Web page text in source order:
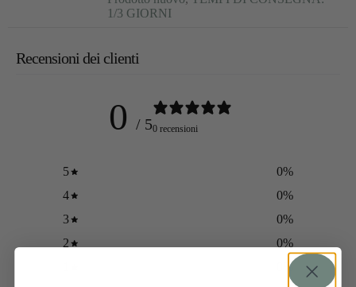
1/3 GIORNI
Recensioni dei clienti
0 / 50 recensioni
5 0%
4
0%
3
0%
2
0%
%